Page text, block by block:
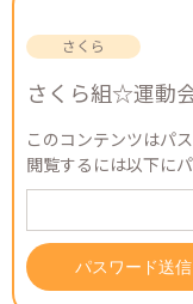
さくら組☆運動
このコンテンツはパ
閲覧するには以下に